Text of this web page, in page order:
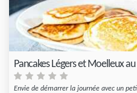
Pancakes Légers et Moelleux
Envie de démarrer la journée avec un